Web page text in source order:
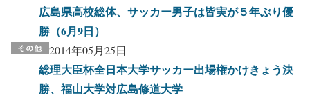
広島県高校総体、サッカー男子は皆実が５年ぶり優
勝（6月9日）
2014年05月25日
総理大臣杯全日本大学サッカー出場権かけきょう決
勝、福山大学対広島修道大学